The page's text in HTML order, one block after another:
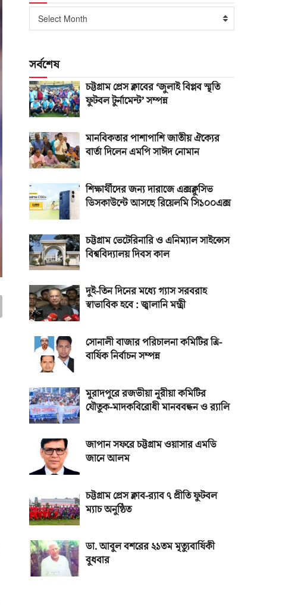
পুরোনো
সংখ্যা
Select Month
সর্বশেষ
চট্টগ্রাম প্রেস ক্লাবের ‘জুলাই বিপ্লব স্মৃতি
ফুটবল টুর্নামেন্ট’ সম্পন্ন
মানবিকতার পাশাপাশি জাতীয় ঐক্যের
বার্তা দিলেন এমপি সাঈদ নোমান
শিক্ষার্থীদের জন্য দারাজে এক্সক্লুসিভ
ডিসকাউন্টে আসছে রিয়েলমি সি১০০এক্স
চট্টগ্রাম ভেটেরিনারি ও এনিম্যাল সাইন্সেস
বিশ্ববিদ্যালয় দিবস কাল
দুই-তিন দিনের মধ্যে গ্যাস সরবরাহ
স্বাভাবিক হবে : জ্বালানি মন্ত্রী
সোনালী বাজার পরিচালনা কমিটির ত্রি-
বার্ষিক নির্বাচন সম্পন্ন
মুরাদপুরে রজভীয়া নূরীয়া কমিটির
যৌতুক-মাদকবিরোধী মানববন্ধন ও র‌্যালি
জাপান সফরে চট্টগ্রাম ওয়াসার এমডি
জানে আলম
চট্টগ্রাম প্রেস ক্লাব-র‌্যাব ৭ প্রীতি ফুটবল
ম্যাচ অনুষ্ঠিত
ডা. আবুল বশরের ২১তম মৃত্যুবার্ষিকী
বুধবার